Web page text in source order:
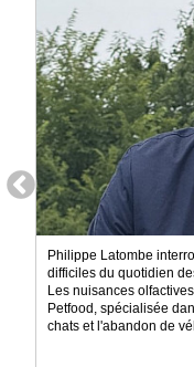
Philippe Latombe
difficiles du quotidien
Les nuisances
Petfood, spécialisée
chats et l'abandon de